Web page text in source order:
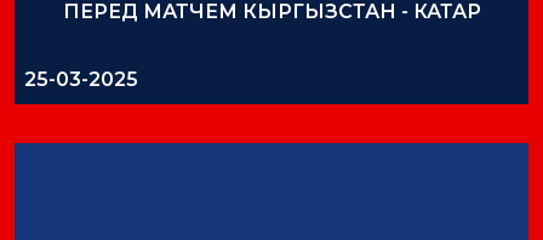
ПЕРЕД МАТЧЕМ КЫРГЫЗСТАН - КАТАР
25-03-2025